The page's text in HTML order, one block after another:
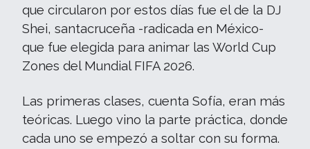
que circularon por estos días fue el de la DJ
Shei, santacruceña -radicada en México-
que fue elegida para animar las World Cup
Zones del Mundial FIFA 2026.
Las primeras clases, cuenta Sofía, eran más
teóricas. Luego vino la parte práctica, donde
cada uno se empezó a soltar con su forma.